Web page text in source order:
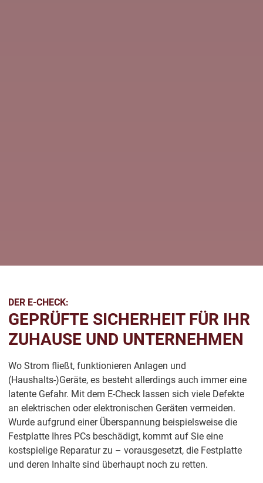
DER E-CHECK:
GEPRÜFTE SICHERHEIT FÜR IHR
ZUHAUSE UND UNTERNEHMEN
Wo Strom fließt, funktionieren Anlagen und
(Haushalts-)Geräte, es besteht allerdings auch immer eine
latente Gefahr. Mit dem E-Check lassen sich viele Defekte
an elektrischen oder elektronischen Geräten vermeiden.
Wurde aufgrund einer Überspannung beispielsweise die
Festplatte Ihres PCs beschädigt, kommt auf Sie eine
kostspielige Reparatur zu – vorausgesetzt, die Festplatte
und deren Inhalte sind überhaupt noch zu retten.